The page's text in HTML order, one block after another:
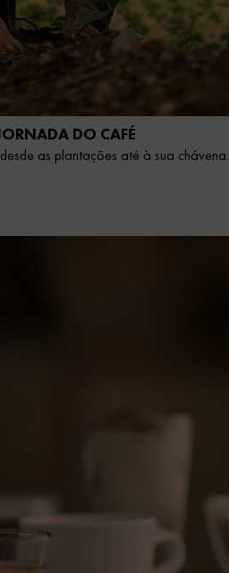
DO CAFÉ
as plantações até à sua chávena.